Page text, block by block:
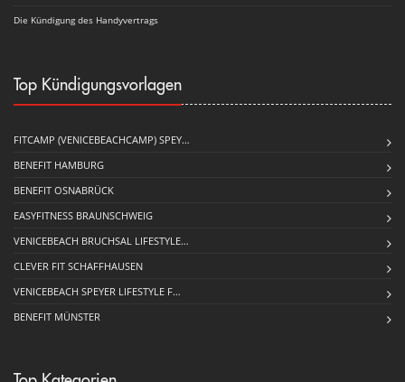
Die Kündigung des Handyvertrags
Top Kündigungsvorlagen
FITCAMP (VENICEBEACHCAMP) SPEY…
BENEFIT HAMBURG
BENEFIT OSNABRÜCK
EASYFITNESS BRAUNSCHWEIG
VENICEBEACH BRUCHSAL LIFESTYLE…
CLEVER FIT SCHAFFHAUSEN
VENICEBEACH SPEYER LIFESTYLE F…
BENEFIT MÜNSTER